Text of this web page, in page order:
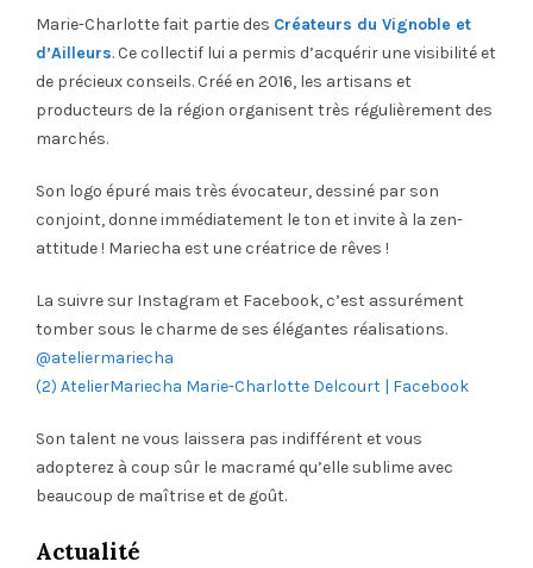
Marie-Charlotte fait partie des Créateurs du Vignoble et
d’Ailleurs. Ce collectif lui a permis d’acquérir une visibilité et
de précieux conseils. Créé en 2016, les artisans et
producteurs de la région organisent très régulièrement des
marchés.
Son logo épuré mais très évocateur, dessiné par son
conjoint, donne immédiatement le ton et invite à la zen-
attitude ! Mariecha est une créatrice de rêves !
La suivre sur Instagram et Facebook, c’est assurément
tomber sous le charme de ses élégantes réalisations.
@ateliermariecha
(2) AtelierMariecha Marie-Charlotte Delcourt | Facebook
Son talent ne vous laissera pas indifférent et vous
adopterez à coup sûr le macramé qu’elle sublime avec
beaucoup de maîtrise et de goût.
Actualité